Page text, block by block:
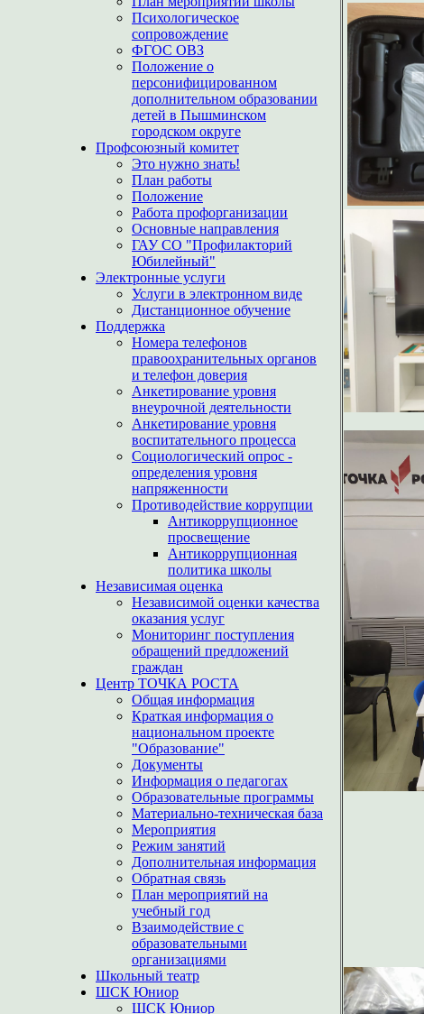
Психологическое
сопровождение
ФГОС ОВЗ
Положение о
персонифицированном
дополнительном образовании
детей в Пышминском
городском округе
Профсоюзный комитет
Это нужно знать!
План работы
Положение
Работа профорганизации
Основные направления
ГАУ СО "Профилакторий
Юбилейный"
Электронные услуги
Услуги в электронном виде
Дистанционное обучение
Поддержка
Номера телефонов
правоохранительных органов
и телефон доверия
Анкетирование уровня
внеурочной деятельности
Анкетирование уровня
воспитательного процесса
Социологический опрос -
определения уровня
напряженности
Противодействие коррупции
Антикоррупционное
просвещение
Антикоррупционная
политика школы
Независимая оценка
Независимой оценки качества
оказания услуг
Мониторинг поступления
обращений предложений
граждан
Центр ТОЧКА РОСТА
Общая информация
Краткая информация о
национальном проекте
"Образование"
Документы
Информация о педагогах
Образовательные программы
Материально-техническая база
Мероприятия
Режим занятий
Дополнительная информация
Обратная связь
План мероприятий на
учебный год
Взаимодействие с
образовательными
организациями
Школьный театр
ШСК Юниор
ШСК Юниор